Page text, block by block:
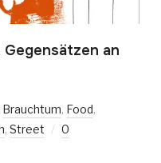
Gegensätzen an
Brauchtum, Food,
, Street
0